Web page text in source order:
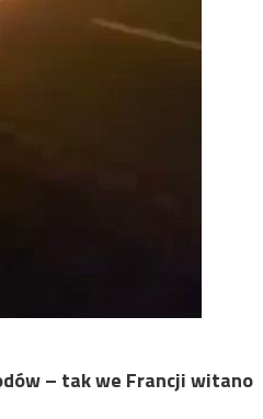
– tak we Francji witano